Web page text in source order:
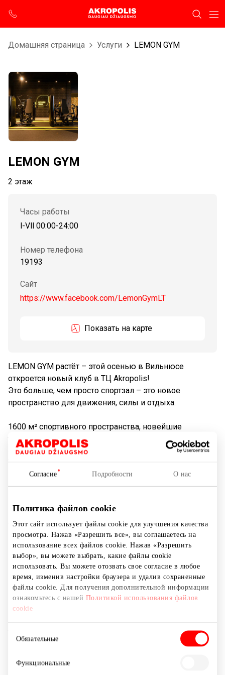
Согласие Подробности О нас
Политика файлов cookie
Этот сайт использует файлы cookie для улучшения качества
просмотра. Нажав «Разрешить все», вы соглашаетесь на
использование всех файлов cookie. Нажав «Разрешить
выбор», вы можете выбрать, какие файлы cookie
использовать. Вы можете отозвать свое согласие в любое
время, изменив настройки браузера и удалив сохраненные
файлы cookie. Для получения дополнительной информации
ознакомьтесь с нашей Политикой использования файлов
cookie
согласия
Обязательные
Функциональные
Домашняя страница Услуги LEMON GYM
LEMON GYM
2 этаж
Часы работы
l-Vll 00:00-24:00
Номер телефона
19193
Сайт
https://www.facebook.com/LemonGymLT
Показать на карте
LEMON GYM растёт – этой осенью в Вильнюсе
откроется новый клуб в ТЦ Akropolis!
Это больше, чем просто спортзал – это новое
пространство для движения, силы и отдыха.
1600 м² спортивного пространства, новейшие
тренажёры, просторные зоны, тренировки без
ограничений 24/7 и всегда дружелюбная атмосфера.
🍋 первая зона тренировок HYROX;
🍋 функциональный зал с современным
оборудованием;
🍋 современные раздевалки и сауна;
🍋 зона RECOVERY: массажёр Roll-Shaper,
гидромассажное кресло и красный свет;
🍋 зона REFRESH с питьевой водой, аппаратом YANGA с
витаминной водой и автоматом с протеиновыми
коктейлями.
твоего дня: рядом с домом, работой или между
встречами.